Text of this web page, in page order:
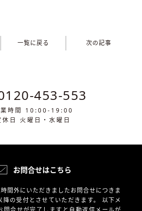
一覧に戻る 次の記事
453-553
業時間 10:00-19:00
休日 火曜日・水曜日
お問合せはこちら
間外にいただきましたお問合せにつきま
降の受付とさせていただきます。 以下メ